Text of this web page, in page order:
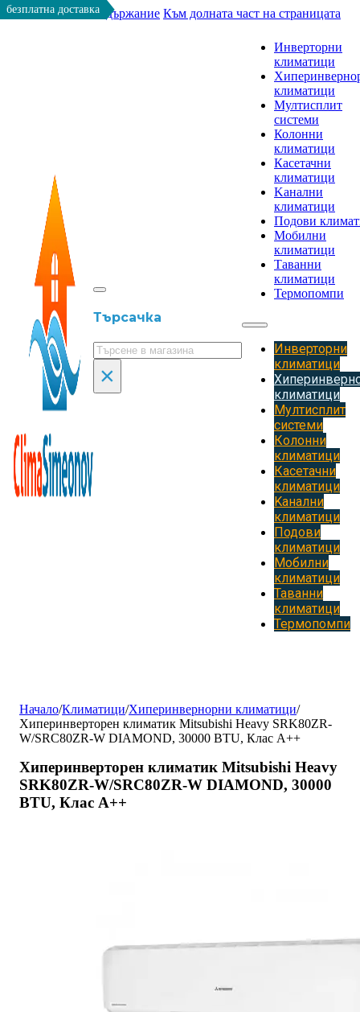
Към основното съдържание Към долната част на страницата
Търсачка
Търсене
×
Инверторни
климатици
климатици
Мултисплит
системи
Колонни
климатици
Касетачни
климатици
Kанални
климатици
Подови
Мобилни
климатици
Таванни
климатици
Термопомпи
Инверторни
климатици
климатици
Мултисплит
системи
Колонни
климатици
Касетачни
климатици
Kанални
климатици
Подови
климатици
Мобилни
климатици
Таванни
климатици
Термопомпи
Начало/Климатици/Хиперинвернорни климатици/
Хиперинверторен климатик Mitsubishi Heavy SRK80ZR-
W/SRC80ZR-W DIAMOND, 30000 BTU, Клас A++
Хиперинверторен климатик Mitsubishi Heavy
SRK80ZR-W/SRC80ZR-W DIAMOND, 30000
BTU, Клас A++
безплатна доставка